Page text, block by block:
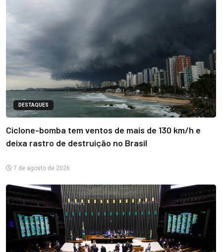
DESTAQUES
Ciclone-bomba tem ventos de mais de 130 km/h e
deixa rastro de destruição no Brasil
7 de agosto de 2026